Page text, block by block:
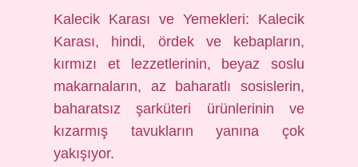
Kalecik Karası ve Yemekleri: Kalecik
Karası, hindi, ördek ve kebapların,
kırmızı et lezzetlerinin, beyaz soslu
makarnaların, az baharatlı sosislerin,
baharatsız şarküteri ürünlerinin ve
kızarmış tavukların yanına çok
yakışıyor.